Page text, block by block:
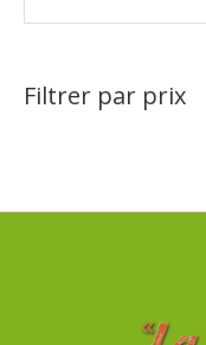
Filtrer par prix